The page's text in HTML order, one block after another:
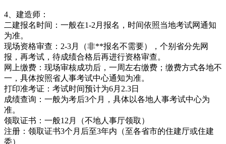
4、建造师：
二建报名时间：一般在1-2月报名，时间依照当地考试网通知
为准。
现场资格审查：2-3月（非**报名不需要），个别省分先网
报，再考试，待成绩合格后再进行资格审查。
网上缴费：现场审核成功后，一周左右缴费；缴费方式各地不
一，具体按照省人事考试中心通知为准。
打印准考证：考试时间预计为6月2.3日
成绩查询：一般为考后3个月，具体以各地人事考试中心为
准。
领取证书：一般12月（不地人事厅领取）
注册：领取证书3个月后至3年内（至各省市的住建厅或住建
委）